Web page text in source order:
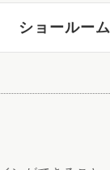
ショールーム